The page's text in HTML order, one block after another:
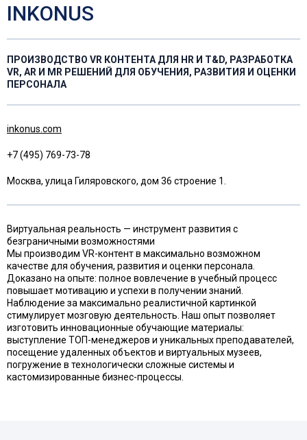
INKONUS
ПРОИЗВОДСТВО VR КОНТЕНТА ДЛЯ HR И T&D, РАЗРАБОТКА
VR, AR И MR РЕШЕНИЙ ДЛЯ ОБУЧЕНИЯ, РАЗВИТИЯ И ОЦЕНКИ
ПЕРСОНАЛА
inkonus.com
+7 (495) 769-73-78
Москва, улица Гиляровского, дом 36 строение 1.
Виртуальная реальность — инструмент развития с
безграничными возможностями
Мы производим VR-контент в максимально возможном
качестве для обучения, развития и оценки персонала.
Доказано на опыте: полное вовлечение в учебный процесс
повышает мотивацию и успехи в получении знаний.
Наблюдение за максимально реалистичной картинкой
стимулирует мозговую деятельность. Наш опыт позволяет
изготовить инновационные обучающие материалы:
выступление ТОП-менеджеров и уникальных преподавателей,
посещение удаленных объектов и виртуальных музеев,
погружение в технологически сложные системы и
кастомизированные бизнес-процессы.